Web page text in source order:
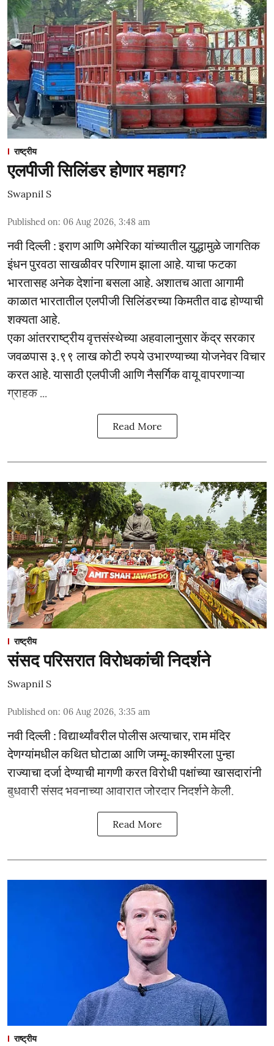
राष्ट्रीय
एलपीजी सिलिंडर होणार महाग?
Swapnil S
Published on: 06 Aug 2026, 3:48 am
नवी दिल्ली : इराण आणि अमेरिका यांच्यातील युद्धामुळे जागतिक
इंधन पुरवठा साखळीवर परिणाम झाला आहे. याचा फटका
भारतासह अनेक देशांना बसला आहे. अशातच आता आगामी
काळात भारतातील एलपीजी सिलिंडरच्या किमतीत वाढ होण्याची
शक्यता आहे.
एका आंतरराष्ट्रीय वृत्तसंस्थेच्या अहवालानुसार केंद्र सरकार
जवळपास ३.९९ लाख कोटी रुपये उभारण्याच्या योजनेवर विचार
करत आहे. यासाठी एलपीजी आणि नैसर्गिक वायू वापरणाऱ्या
ग्राहक ...
Read More
राष्ट्रीय
संसद परिसरात विरोधकांची निदर्शने
Swapnil S
Published on: 06 Aug 2026, 3:35 am
नवी दिल्ली : विद्यार्थ्यांवरील पोलीस अत्याचार, राम मंदिर
देणग्यांमधील कथित घोटाळा आणि जम्मू-काश्मीरला पुन्हा
राज्याचा दर्जा देण्याची मागणी करत विरोधी पक्षांच्या खासदारांनी
बुधवारी संसद भवनाच्या आवारात जोरदार निदर्शने केली.
Read More
राष्ट्रीय